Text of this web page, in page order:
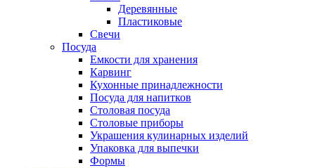
Деревянные
Пластиковые
Свечи
Посуда
Емкости для хранения
Карвинг
Кухонные принадлежности
Посуда для напитков
Столовая посуда
Столовые приборы
Украшения кулинарных изделий
Упаковка для выпечки
Формы